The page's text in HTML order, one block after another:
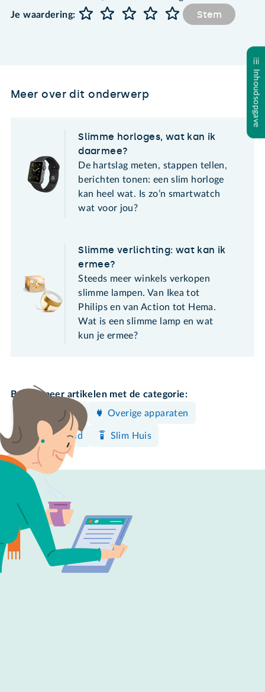
Inhoudsopgave
Je waardering:
Stem
Meer over dit onderwerp
Slimme horloges, wat kan ik
daarmee?
De hartslag meten, stappen tellen,
berichten tonen: een slim horloge
kan heel wat. Is zo’n smartwatch
wat voor jou?
Slimme verlichting: wat kan ik
ermee?
Steeds meer winkels verkopen
slimme lampen. Van Ikea tot
Philips en van Action tot Hema.
Wat is een slimme lamp en wat
kun je ermee?
Bekijk meer artikelen met de categorie:
Elektronica
Overige apparaten
Gezondheid Slim Huis